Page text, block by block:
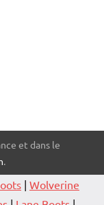
et dans le
.
| Wolverine